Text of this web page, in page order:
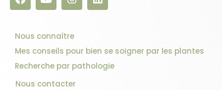
Nous connaître
Mes conseils pour bien se soigner par les plantes
Recherche par pathologie
Nous contacter